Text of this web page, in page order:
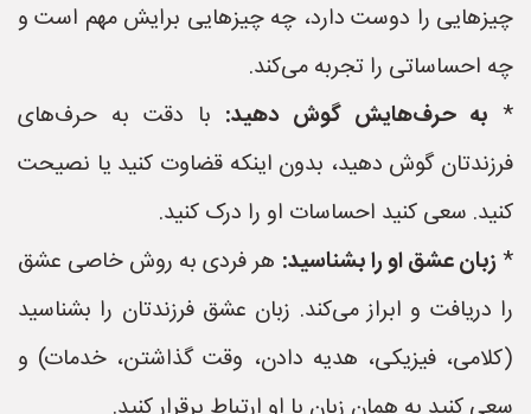
چیزهایی را دوست دارد، چه چیزهایی برایش مهم است و
چه احساساتی را تجربه می‌کند.
* به حرف‌هایش گوش دهید: با دقت به حرف‌های
فرزندتان گوش دهید، بدون اینکه قضاوت کنید یا نصیحت
کنید. سعی کنید احساسات او را درک کنید.
*زبان عشق او را بشناسید: هر فردی به روش خاصی عشق
را دریافت و ابراز می‌کند. زبان عشق فرزندتان را بشناسید
(کلامی، فیزیکی، هدیه دادن، وقت گذاشتن، خدمات) و